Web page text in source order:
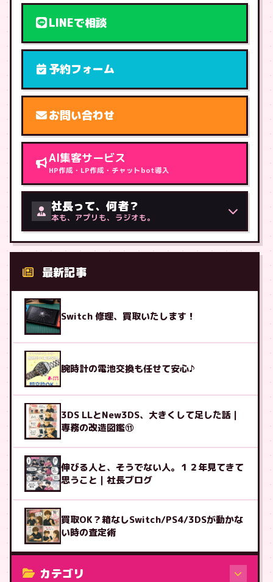
LINEで相談
予約フォーム
お問い合わせ
AI集客サービス
HP作成・LP作成・チャットbot導入
社長って、何者？
本も、アプリも、ラジオも。
最新記事
Switch 修理、買取いたします！
腕時計の電池交換も任せて安心♪
3DS LLとNew3DS、大きくして足した話｜
専務の改造図鑑⑪
伸びる人と、そうでない人。１２年見てきて
思うこと｜社長ブログ
買取OK？箱なしSwitch/PS4/3DSが動かな
い時の査定術
カテゴリ